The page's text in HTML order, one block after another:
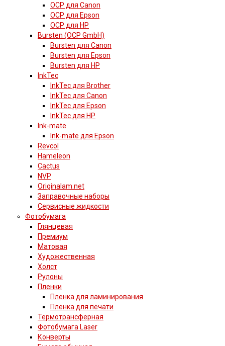
OCP для Canon
OCP для Epson
OCP для HP
Bursten (OCP GmbH)
Bursten для Canon
Bursten для Epson
Bursten для HP
InkTec
InkTec для Brother
InkTec для Canon
InkTec для Epson
InkTec для HP
Ink-mate
Ink-mate для Epson
Revcol
Hameleon
Cactus
NVP
Originalam.net
Заправочные наборы
Сервисные жидкости
Фотобумага
Глянцевая
Премиум
Матовая
Художественная
Холст
Рулоны
Пленки
Пленка для ламинирования
Пленка для печати
Термотрансферная
Фотобумага Laser
Конверты